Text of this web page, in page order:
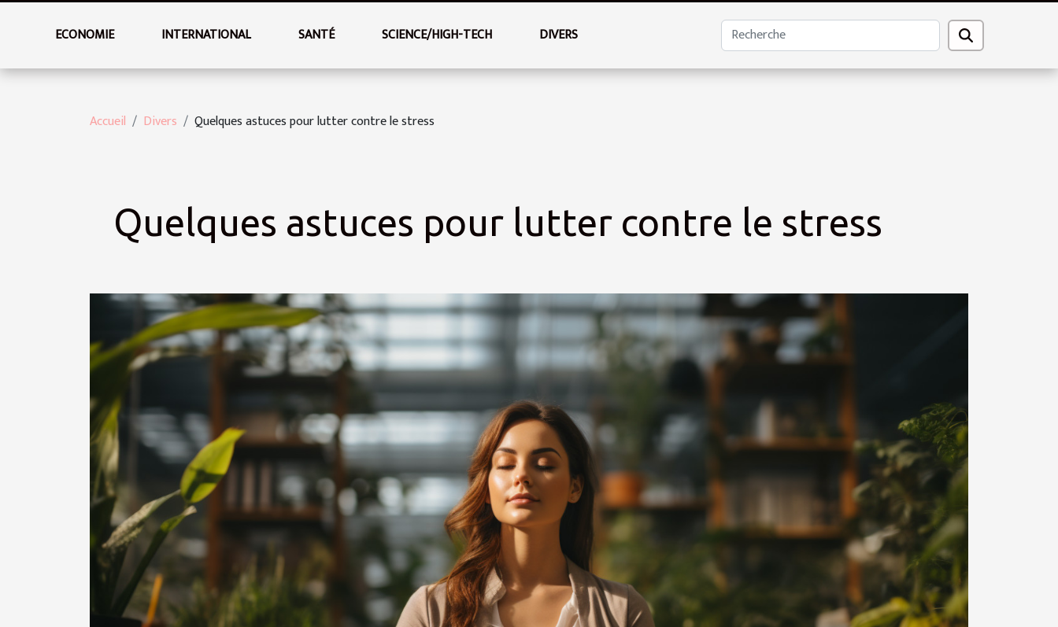
ECONOMIE INTERNATIONAL SANTÉ SCIENCE/HIGH-TECH DIVERS
Accueil Divers Quelques astuces pour lutter contre le stress
Quelques astuces pour lutter contre le stress